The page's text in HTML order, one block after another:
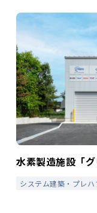
水素製造施設「
システム建築・プレハ